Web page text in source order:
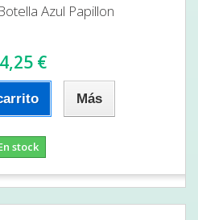
Azul Papillon
€
Más
stock